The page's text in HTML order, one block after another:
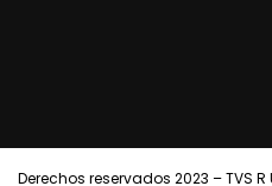
Derechos reservados 2023 – TVS R